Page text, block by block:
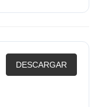
DESCARGAR